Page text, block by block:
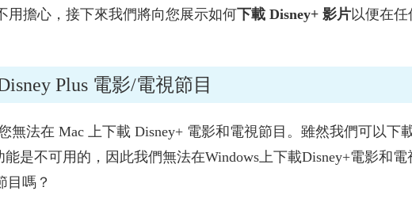
用擔心，接下來我們將向您展示如何下載 Disney+ 影片以便在
Plus 電影/電視節目
無法在 Mac 上下載 Disney+ 電影和電視節目。雖然我們可以下
是不可用的，因此我們無法在Windows上下載Disney+電影和
目嗎？